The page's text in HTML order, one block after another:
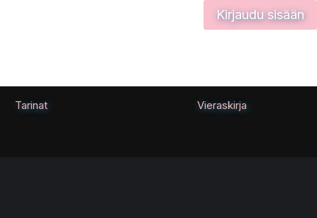
Kirjaudu sisään
Tarinat Vieraskirja